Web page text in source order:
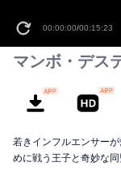
00:00:00/00:15:23
マンボ・デス
若きインフルエンサー
めに戦う王子と奇妙な